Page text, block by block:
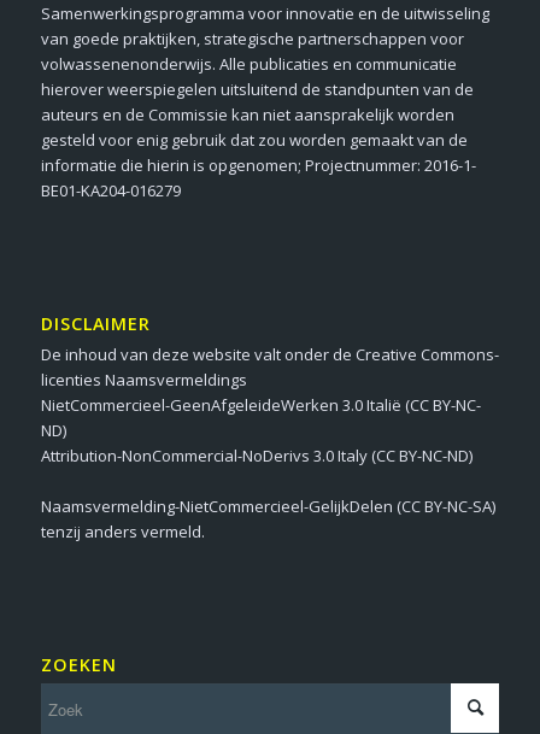
Samenwerkingsprogramma voor innovatie en de uitwisseling
van goede praktijken, strategische partnerschappen voor
volwassenenonderwijs. Alle publicaties en communicatie
hierover weerspiegelen uitsluitend de standpunten van de
auteurs en de Commissie kan niet aansprakelijk worden
gesteld voor enig gebruik dat zou worden gemaakt van de
informatie die hierin is opgenomen; Projectnummer: 2016-1-
BE01-KA204-016279
DISCLAIMER
De inhoud van deze website valt onder de Creative Commons-
licenties Naamsvermeldings
NietCommercieel-GeenAfgeleideWerken 3.0 Italië (CC BY-NC-
ND)
Attribution-NonCommercial-NoDerivs 3.0 Italy (CC BY-NC-ND)
Naamsvermelding-NietCommercieel-GelijkDelen (CC BY-NC-SA)
tenzij anders vermeld.
ZOEKEN